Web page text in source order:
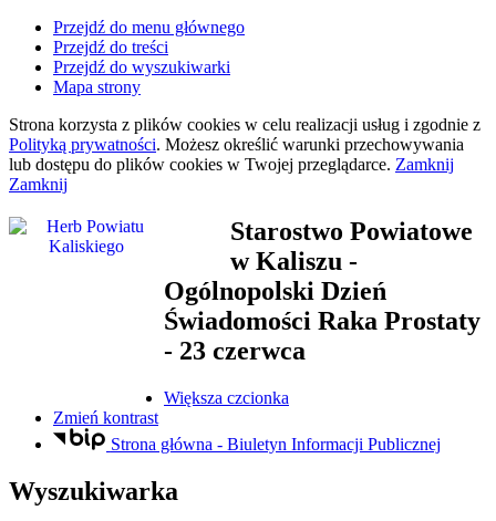
Przejdź do menu głównego
Przejdź do treści
Przejdź do wyszukiwarki
Mapa strony
Strona korzysta z plików cookies w celu realizacji usług i zgodnie z
Polityką prywatności. Możesz określić warunki przechowywania
lub dostępu do plików cookies w Twojej przeglądarce. Zamknij
Zamknij
Starostwo Powiatowe
w Kaliszu -
Ogólnopolski Dzień
Świadomości Raka Prostaty
- 23 czerwca
Większa czcionka
Zmień kontrast
Strona główna - Biuletyn Informacji Publicznej
Wyszukiwarka